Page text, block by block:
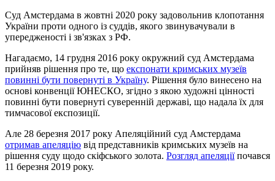
Суд Амстердама в жовтні 2020 року задовольнив клопотання
України проти одного із суддів, якого звинувачували в
упередженості і зв'язках з РФ.
Нагадаємо, 14 грудня 2016 року окружний суд Амстердама
прийняв рішення про те, що експонати кримських музеїв
повинні бути повернуті в Україну. Рішення було винесено на
основі конвенції ЮНЕСКО, згідно з якою художні цінності
повинні бути повернуті суверенній державі, що надала їх для
тимчасової експозиції.
Але 28 березня 2017 року Апеляційний суд Амстердама
отримав апеляцію від представників кримських музеїв на
рішення суду щодо скіфського золота. Розгляд апеляціїпочався
11 березня 2019 року.